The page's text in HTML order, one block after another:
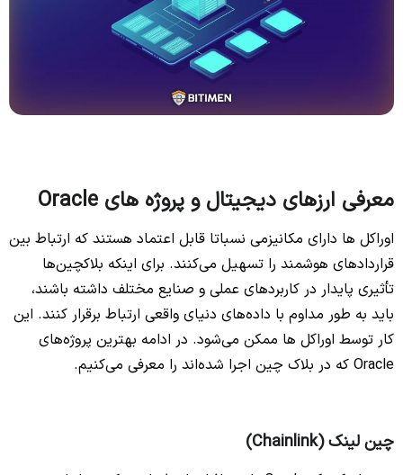
معرفی ارزهای دیجیتال و پروژه های Oracle
اوراکل ها دارای مکانیزمی نسباتا قابل اعتماد هستند که ارتباط بین
قراردادهای هوشمند را تسهیل می‌کنند. برای اینکه بلاکچین‌ها
تأثیری پایدار در کاربردهای عملی و صنایع مختلف داشته باشند،
باید به طور مداوم با داده‌های دنیای واقعی ارتباط برقرار کنند. این
کار توسط اوراکل‌ ها ممکن می‌شود. در ادامه بهترین پروژه‌های
Oracle که در بلاک چین اجرا شده‌اند را معرفی می‌کنیم.
چین لینک (Chainlink)